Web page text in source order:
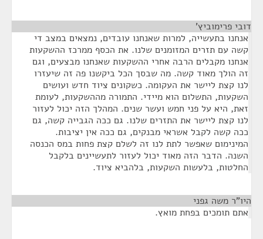
דובי פרימוביץ'
אנחנו בתעשייה, למרות שאנחנו עובדים, נמצאים במצב די
קשה עם תזרים המזומנים שלנו. את הכסף ממרכז ההשקעות
אנחנו מקבלים הרבה אחרי ההשקעות שאנחנו מבצעים, וגם
זה הולך מאוד קשה. מה שבסך הכל ביקשנו פה זה שיעזרו
לנו קצת ליישר את העקומה. כשקונים ציוד חדש ועושים
השקעות, התשלום הוא מיידי. התמורה מההשקעות, לעומת
זאת, היא על פני חמש ועשר שנים. המהלך הזה יכול לעזור
לנו קצת ליישר את התזרים שלנו. גם ככה הגבייה קשה, גם
ככה קשה לקבל אשראי מבנקים, גם ככה אין יציבות.
המינימום שאפשר לתת לנו זה לשלם קצת פחות במס הכנסה
השנה. הדבר הזה מאוד יכול לעזור לתעשיינים בלקבל
החלטות, בלעשות השקעות, בלהביא ציוד.
היו"ר משה גפני
אתם תומכים בפחת מואץ.